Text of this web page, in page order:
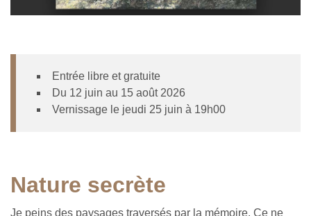
Entrée libre et gratuite
Du 12 juin au 15 août 2026
Vernissage le jeudi 25 juin à 19h00
Nature secrète
Je peins des paysages traversés par la mémoire. Ce ne